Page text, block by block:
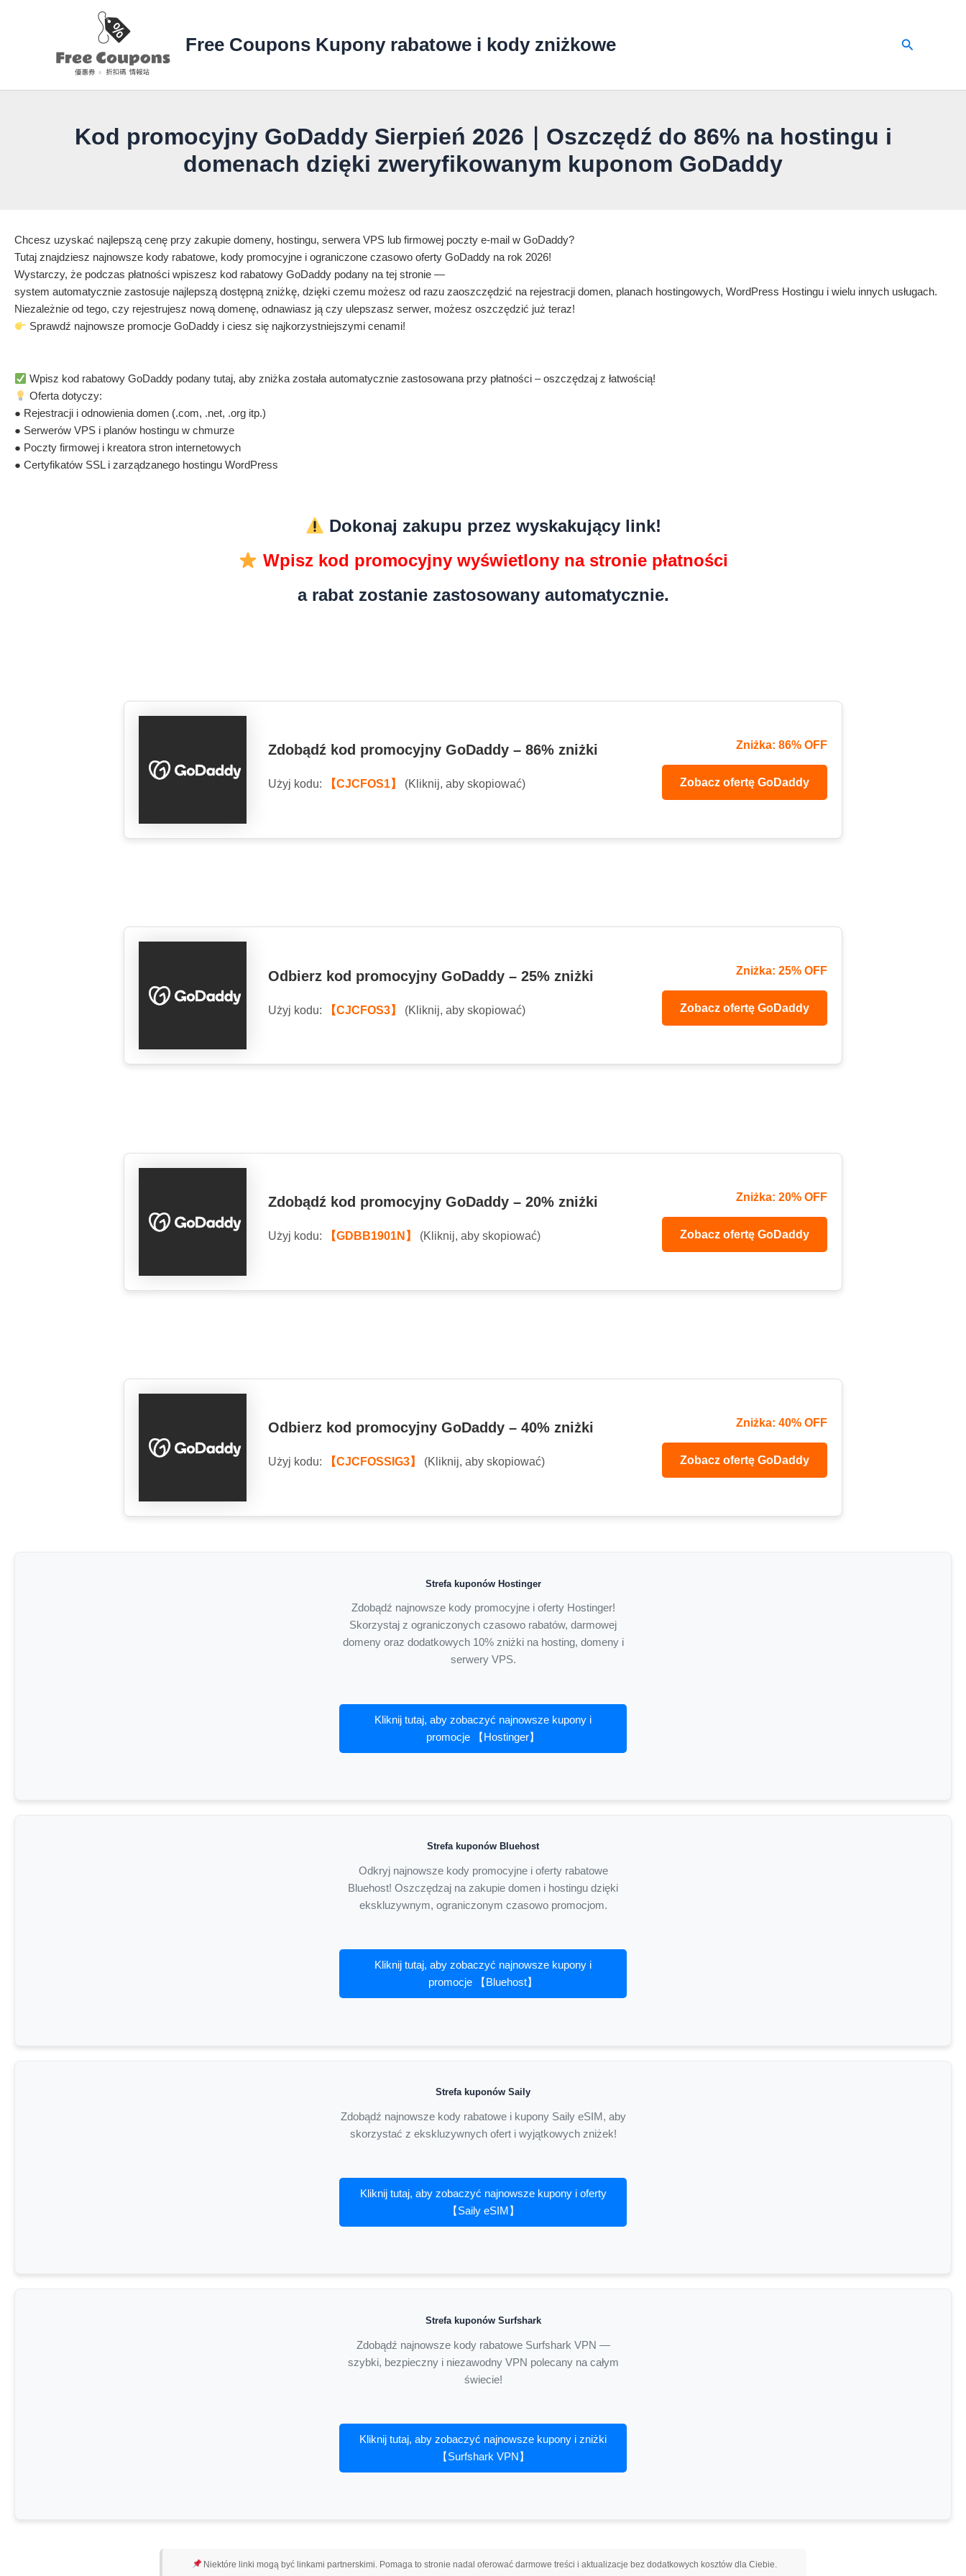
Free Coupons Kupony rabatowe i kody zniżkowe Szukaj
Kod promocyjny GoDaddy Sierpień 2026｜Oszczędź do 86% na hostingu i
domenach dzięki zweryfikowanym kuponom GoDaddy
Chcesz uzyskać najlepszą cenę przy zakupie domeny, hostingu, serwera VPS lub firmowej poczty e-mail w GoDaddy?
Tutaj znajdziesz najnowsze kody rabatowe, kody promocyjne i ograniczone czasowo oferty GoDaddy na rok 2026!
Wystarczy, że podczas płatności wpiszesz kod rabatowy GoDaddy podany na tej stronie —
system automatycznie zastosuje najlepszą dostępną zniżkę, dzięki czemu możesz od razu zaoszczędzić na rejestracji domen, planach hostingowych, WordPress Hostingu i wielu innych usługach.
Niezależnie od tego, czy rejestrujesz nową domenę, odnawiasz ją czy ulepszasz serwer, możesz oszczędzić już teraz!
Sprawdź najnowsze promocje GoDaddy i ciesz się najkorzystniejszymi cenami!
Wpisz kod rabatowy GoDaddy podany tutaj, aby zniżka została automatycznie zastosowana przy płatności – oszczędzaj z łatwością!
Oferta dotyczy:
● Rejestracji i odnowienia domen (.com, .net, .org itp.)
● Serwerów VPS i planów hostingu w chmurze
● Poczty firmowej i kreatora stron internetowych
● Certyfikatów SSL i zarządzanego hostingu WordPress
Dokonaj zakupu przez wyskakujący link!
Wpisz kod promocyjny wyświetlony na stronie płatności
a rabat zostanie zastosowany automatycznie.
Zdobądź kod promocyjny GoDaddy – 86% zniżki
Użyj kodu: 【CJCFOS1】 (Kliknij, aby skopiować)
Zniżka: 86% OFF
Zobacz ofertę GoDaddy
Odbierz kod promocyjny GoDaddy – 25% zniżki
Użyj kodu: 【CJCFOS3】 (Kliknij, aby skopiować)
Zniżka: 25% OFF
Zobacz ofertę GoDaddy
Zdobądź kod promocyjny GoDaddy – 20% zniżki
Użyj kodu: 【GDBB1901N】 (Kliknij, aby skopiować)
Zniżka: 20% OFF
Zobacz ofertę GoDaddy
Odbierz kod promocyjny GoDaddy – 40% zniżki
Użyj kodu: 【CJCFOSSIG3】 (Kliknij, aby skopiować)
Zniżka: 40% OFF
Zobacz ofertę GoDaddy
Strefa kuponów Hostinger
Zdobądź najnowsze kody promocyjne i oferty Hostinger!
Skorzystaj z ograniczonych czasowo rabatów, darmowej
domeny oraz dodatkowych 10% zniżki na hosting, domeny i
serwery VPS.
Kliknij tutaj, aby zobaczyć najnowsze kupony i
promocje 【Hostinger】
Strefa kuponów Bluehost
Odkryj najnowsze kody promocyjne i oferty rabatowe
Bluehost! Oszczędzaj na zakupie domen i hostingu dzięki
ekskluzywnym, ograniczonym czasowo promocjom.
Kliknij tutaj, aby zobaczyć najnowsze kupony i
promocje 【Bluehost】
Strefa kuponów Saily
Zdobądź najnowsze kody rabatowe i kupony Saily eSIM, aby
skorzystać z ekskluzywnych ofert i wyjątkowych zniżek!
Kliknij tutaj, aby zobaczyć najnowsze kupony i oferty
【Saily eSIM】
Strefa kuponów Surfshark
Zdobądź najnowsze kody rabatowe Surfshark VPN —
szybki, bezpieczny i niezawodny VPN polecany na całym
świecie!
Kliknij tutaj, aby zobaczyć najnowsze kupony i zniżki
【Surfshark VPN】
Niektóre linki mogą być linkami partnerskimi. Pomaga to stronie nadal oferować darmowe treści i aktualizacje bez dodatkowych kosztów dla Ciebie.